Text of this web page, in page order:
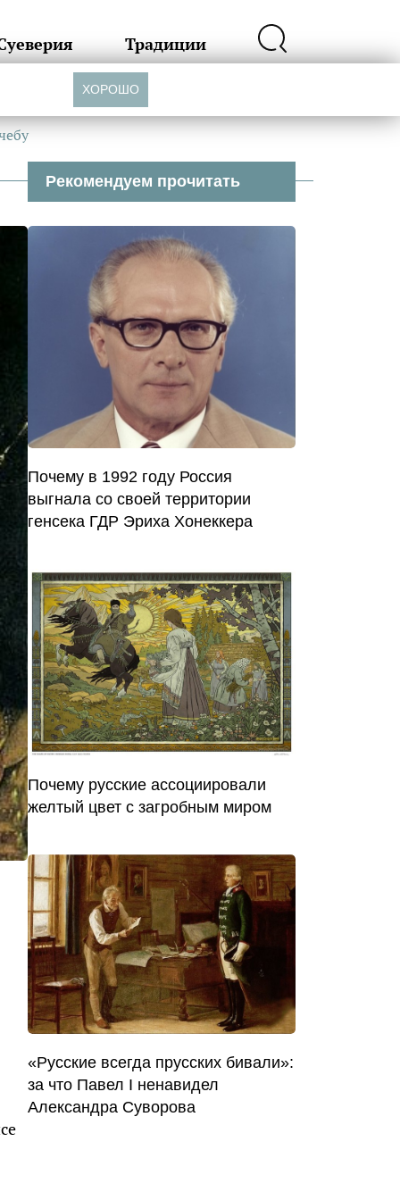
Традиции
Рекомендуем прочитать
Почему в 1992 году Россия
выгнала со своей территории
генсека ГДР Эриха Хонеккера
Почему русские ассоциировали
желтый цвет с загробным миром
«Русские всегда прусских бивали»:
за что Павел I ненавидел
Александра Суворова
ХОРОШО